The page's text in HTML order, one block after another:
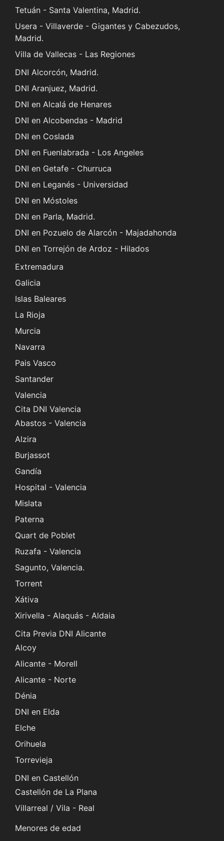
Tetuán - Santa Valentina, Madrid.
Usera - Villaverde - Gigantes y Cabezudos,
Madrid.
Villa de Vallecas - Las Regiones
DNI Alcorcón, Madrid.
DNI Aranjuez, Madrid.
DNI en Alcalá de Henares
DNI en Alcobendas - Madrid
DNI en Coslada
DNI en Fuenlabrada - Los Angeles
DNI en Getafe - Churruca
DNI en Leganés - Universidad
DNI en Móstoles
DNI en Parla, Madrid.
DNI en Pozuelo de Alarcón - Majadahonda
DNI en Torrejón de Ardoz - Hilados
Extremadura
Galicia
Islas Baleares
La Rioja
Murcia
Navarra
Pais Vasco
Santander
Valencia
Cita DNI Valencia
Abastos - Valencia
Alzira
Burjassot
Gandía
Hospital - Valencia
Mislata
Paterna
Quart de Poblet
Ruzafa - Valencia
Sagunto, Valencia.
Torrent
Xátiva
Xirivella - Alaquás - Aldaia
Cita Previa DNI Alicante
Alcoy
Alicante - Morell
Alicante - Norte
Dénia
DNI en Elda
Elche
Orihuela
Torrevieja
DNI en Castellón
Castellón de La Plana
Villarreal / Vila - Real
Menores de edad